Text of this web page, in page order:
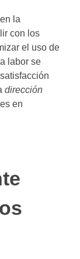
la
con los
el uso de
labor se
dirección
en